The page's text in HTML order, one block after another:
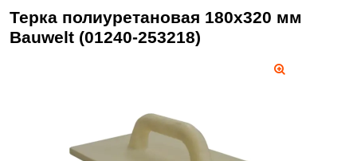
Терка полиуретановая 180х320 мм
Bauwelt (01240-253218)